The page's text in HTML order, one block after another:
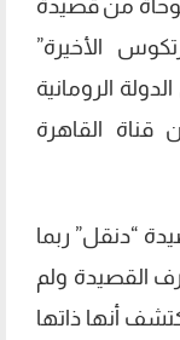
من قصيدة
الأخيرة”
الرومانية
قناة القاهرة
“دنقل” ربما
القصيدة ولم
أنها ذاتها